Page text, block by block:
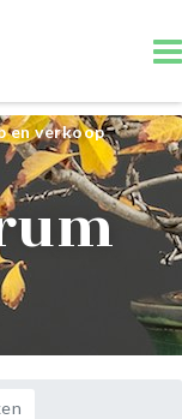
en verkoop